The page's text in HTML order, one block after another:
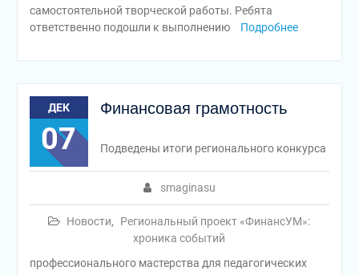
самостоятельной творческой работы. Ребята
ответственно подошли к выполнению
Подробнее
ДЕК
07
Финансовая грамотность
smaginasu
Новости,
Региональный проект «ФинансУМ»:
хроника событий
Подведены итоги регионального конкурса
профессионального мастерства для педагогических